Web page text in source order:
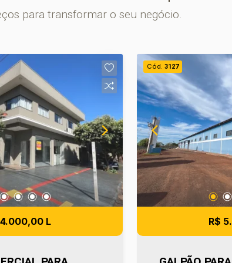
para transformar o seu negócio.
L
Cód. 3127
R$